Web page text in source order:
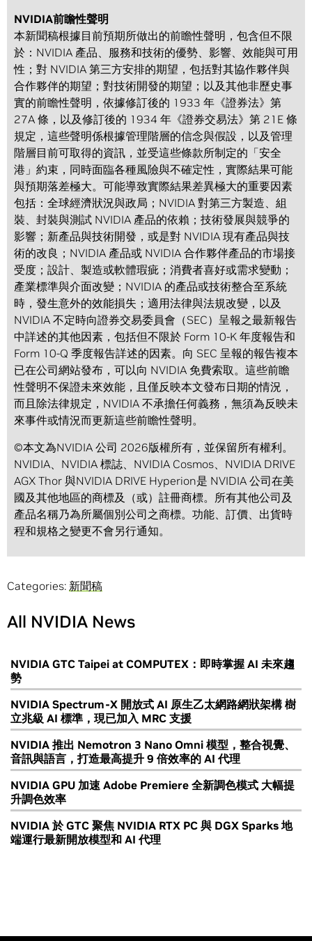
NVIDIA前瞻性聲明
本新聞稿根據目前預期所做出的前瞻性聲明，包含但不限
於：NVIDIA 產品、服務和技術的優勢、影響、效能與可用
性；對 NVIDIA 第三方安排的期望，包括對其協作夥伴與
合作夥伴的期望；對技術開發的期望；以及其他非歷史事
實的前瞻性聲明，依據修訂後的 1933 年《證券法》第
27A 條，以及修訂後的 1934 年《證券交易法》第 21E 條
規定，這些聲明係根據管理階層的信念與假設，以及管理
階層目前可取得的資訊，並受這些條款所制定的「安全
港」約束，同時面臨各種風險與不確定性，實際結果可能
與預期落差極大。可能導致實際結果差異極大的重要因素
包括：全球經濟狀況與政局；NVIDIA 對第三方製造、組
裝、封裝與測試 NVIDIA 產品的依賴；技術發展與競爭的
影響；新產品與技術開發，或是對 NVIDIA 現有產品與技
術的改良；NVIDIA 產品或 NVIDIA 合作夥伴產品的市場接
受度；設計、製造或軟體瑕疵；消費者喜好或需求變動；
產業標準與介面改變；NVIDIA 的產品或技術整合至系統
時，發生意外的效能損失；適用法律與法規改變，以及
NVIDIA 不定時向證券交易委員會（SEC）呈報之最新報告
中詳述的其他因素，包括但不限於 Form 10-K 年度報告和
Form 10-Q 季度報告詳述的因素。向 SEC 呈報的報告複本
已在公司網站發布，可以向 NVIDIA 免費索取。這些前瞻
性聲明不保證未來效能，且僅反映本文發布日期的情況，
而且除法律規定，NVIDIA 不承擔任何義務，無須為反映未
來事件或情況而更新這些前瞻性聲明。
©本文為NVIDIA 公司 2026版權所有，並保留所有權利。
NVIDIA、NVIDIA 標誌、NVIDIA Cosmos、NVIDIA DRIVE
AGX Thor 與NVIDIA DRIVE Hyperion是 NVIDIA 公司在美
國及其他地區的商標及（或）註冊商標。所有其他公司及
產品名稱乃為所屬個別公司之商標。功能、訂價、出貨時
程和規格之變更不會另行通知。
Categories: 新聞稿
All NVIDIA News
NVIDIA GTC Taipei at COMPUTEX：即時掌握 AI 未來趨
勢
NVIDIA Spectrum-X 開放式 AI 原生乙太網路網狀架構 樹
立兆級 AI 標準，現已加入 MRC 支援
NVIDIA 推出 Nemotron 3 Nano Omni 模型，整合視覺、
音訊與語言，打造最高提升 9 倍效率的 AI 代理
NVIDIA GPU 加速 Adobe Premiere 全新調色模式 大幅提
升調色效率
NVIDIA 於 GTC 聚焦 NVIDIA RTX PC 與 DGX Sparks 地
端運行最新開放模型和 AI 代理